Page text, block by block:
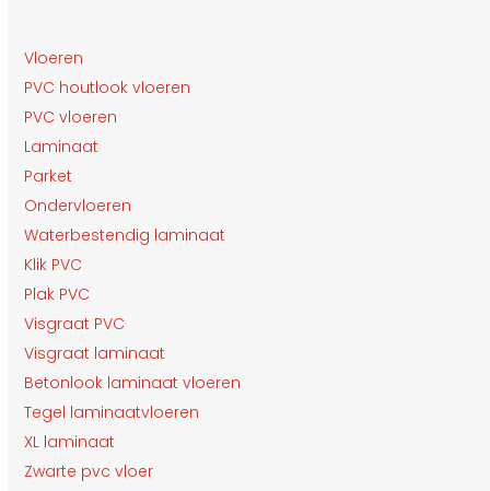
Vloeren
PVC houtlook vloeren
PVC vloeren
Laminaat
Parket
Ondervloeren
Waterbestendig laminaat
Klik PVC
Plak PVC
Visgraat PVC
Visgraat laminaat
Betonlook laminaat vloeren
Tegel laminaatvloeren
XL laminaat
Zwarte pvc vloer